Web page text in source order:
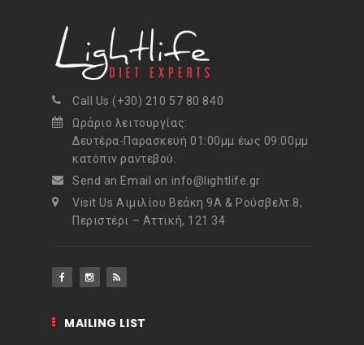
Call Us (+30) 210 57 80 840
Ωράριο λειτουργίας:
Δευτέρα-Παρασκευή 01:00μμ έως 09:00μμ
κατόπιν ραντεβού.
Send an Email on info@lightlife.gr
Visit Us Αιμιλίου Βεάκη 9Α & Ρούσβελτ 8,
Περιστέρι – Αττική, 121 34
MAILING LIST